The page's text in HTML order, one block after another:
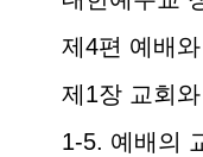
제4편 예배
제1장 교회와
1-5. 예배의